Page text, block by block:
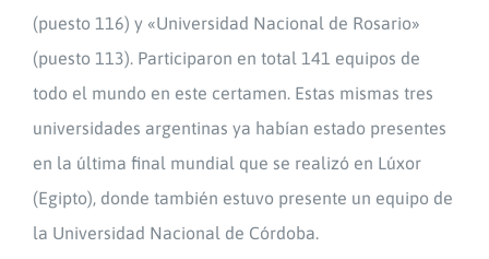
(puesto 116) y «Universidad Nacional de Rosario»
(puesto 113). Participaron en total 141 equipos de
todo el mundo en este certamen. Estas mismas tres
universidades argentinas ya habían estado presentes
en la última final mundial que se realizó en Lúxor
(Egipto), donde también estuvo presente un equipo de
la Universidad Nacional de Córdoba.